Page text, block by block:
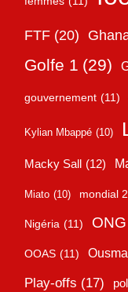
FTF (20)
Golfe 1 (29)
gouvernement (11)
Kylian Mbappé (10)
Macky Sall (12)
Miato (10) mondial
Nigéria (11)
OOAS (11)
Play-offs (17)